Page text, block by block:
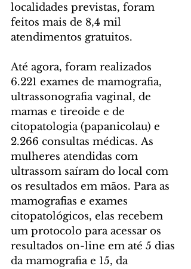
localidades previstas, foram
feitos mais de 8,4 mil
atendimentos gratuitos.
Até agora, foram realizados
6.221 exames de mamografia,
ultrassonografia vaginal, de
mamas e tireoide e de
citopatologia (papanicolau) e
2.266 consultas médicas. As
mulheres atendidas com
ultrassom saíram do local com
os resultados em mãos. Para as
mamografias e exames
citopatológicos, elas recebem
um protocolo para acessar os
resultados on-line em até 5 dias
da mamografia e 15, da